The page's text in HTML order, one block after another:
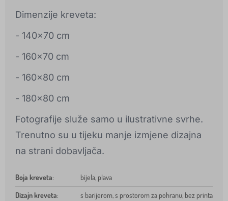
Dimenzije kreveta:
- 140x70 cm
- 160x70 cm
- 160x80 cm
- 180x80 cm
Fotografije služe samo u ilustrativne svrhe.
Trenutno su u tijeku manje izmjene dizajna
na strani dobavljača.
Boja kreveta: bijela, plava
Dizajn kreveta: s barijerom, s prostorom za pohranu, bez printa